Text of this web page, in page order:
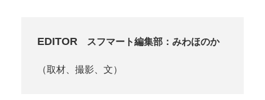
EDITOR スフマート編集部：みわほのか
（取材、撮影、文）